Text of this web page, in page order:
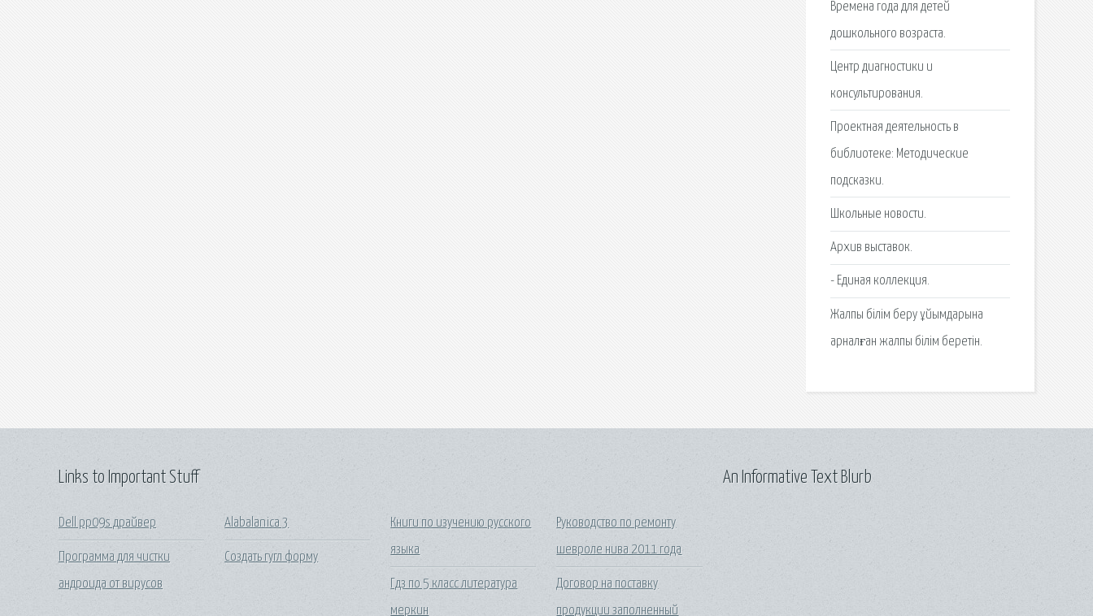
Времена года для детей
дошкольного возраста.
Центр диагностики и
консультирования.
Проектная деятельность в
библиотеке: Методические
подсказки.
Школьные новости.
Архив выставок.
- Единая коллекция.
Жалпы білім беру ұйымдарына
арналған жалпы білім беретін.
Links to Important Stuff
Dell pp09s драйвер
Программа для чистки
андроида от вирусов
Alabalanica 3
Создать гугл форму
Книги по изучению русского
языка
Гдз по 5 класс литература
меркин
Руководство по ремонту
шевроле нива 2011 года
Договор на поставку
продукции заполненный
An Informative Text Blurb